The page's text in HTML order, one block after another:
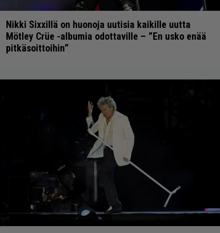
Nikki Sixxillä on huonoja uutisia kaikille uutta
Mötley Crüe -albumia odottaville – ”En usko enää
pitkäsoittoihin”